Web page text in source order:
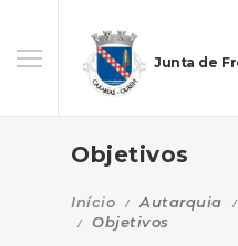
Junta de
Objetivos
Início Autarquia
Objetivos